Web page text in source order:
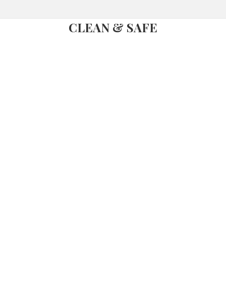
CLEAN & SAFE